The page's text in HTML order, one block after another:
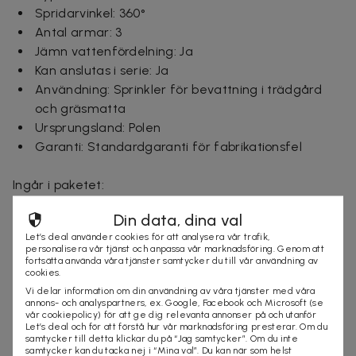
Spridarvinkel: 360°
Antal armar: 3
Jämn vattenfördelning: Ja
Kan anslutas i serie: Ja
Användning: Sprinkler för bevattning i trädgård
och gräsmatta
Ursprungsland: Polen
Garanti: Standardgaranti för fabrikationsfel
Ingår i paketet:
1 st bult för markfäste
1 st snabbkoppling
1 st hatt
1 st foliepackning
OBS! Längre leveranstid: 6–10 arbetsdagar
Din data, dina val
Let’s deal använder cookies för att analysera vår trafik,
personalisera vår tjänst och anpassa vår marknadsföring. Genom att
fortsätta använda våra tjänster samtycker du till vår användning av
cookies.
Vi delar information om din användning av våra tjänster med våra
annons- och analyspartners, ex. Google, Facebook och Microsoft (se
vår cookiepolicy) för att ge dig relevanta annonser på och utanför
Let’s deal och för att förstå hur vår marknadsföring presterar. Om du
samtycker till detta klickar du på “Jag samtycker”. Om du inte
samtycker kan du tacka nej i “Mina val”. Du kan när som helst